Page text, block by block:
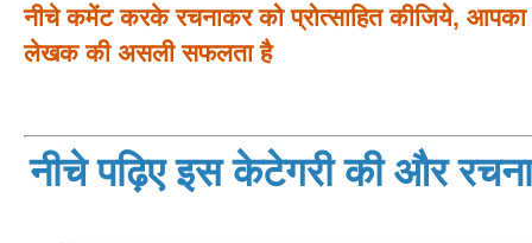
नीचे कमेंट करके रचनाकर को प्रोत्साहित कीजिये, आपका
लेखक की असली सफलता है
नीचे पढ़िए इस केटेगरी की और